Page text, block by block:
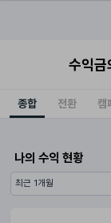
수익금
종합 전환 캠
나의 수익 현황
기간 프리셋